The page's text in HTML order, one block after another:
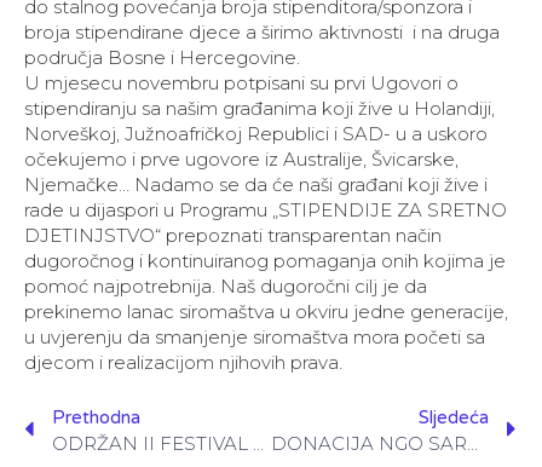
do stalnog povećanja broja stipenditora/sponzora i
broja stipendirane djece a širimo aktivnosti i na druga
područja Bosne i Hercegovine.
U mjesecu novembru potpisani su prvi Ugovori o
stipendiranju sa našim građanima koji žive u Holandiji,
Norveškoj, Južnoafričkoj Republici i SAD- u a uskoro
očekujemo i prve ugovore iz Australije, Švicarske,
Njemačke… Nadamo se da će naši građani koji žive i
rade u dijaspori u Programu „STIPENDIJE ZA SRETNO
DJETINJSTVO“ prepoznati transparentan način
dugoročnog i kontinuiranog pomaganja onih kojima je
pomoć najpotrebnija. Naš dugoročni cilj je da
prekinemo lanac siromaštva u okviru jedne generacije,
u uvjerenju da smanjenje siromaštva mora početi sa
djecom i realizacijom njihovih prava.
Prethodna
ODRŽAN II FESTIVAL DJEČIJEG OSMIJEHA
Sljedeća
DONACIJA NGO SARAJEVO MARATHON